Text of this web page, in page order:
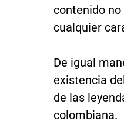
contenido
cualquier
De igual
existencia
de las
colombiana.